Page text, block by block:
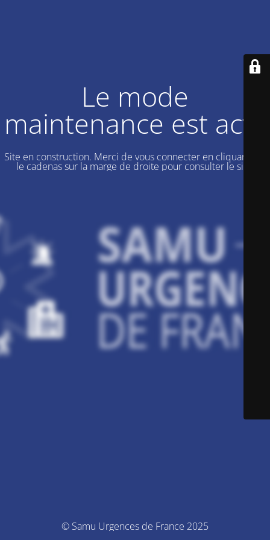
Le mode
maintenance est actif
Site en construction. Merci de vous connecter en cliquant sur
le cadenas sur la marge de droite pour consulter le site.
© Samu Urgences de France 2025